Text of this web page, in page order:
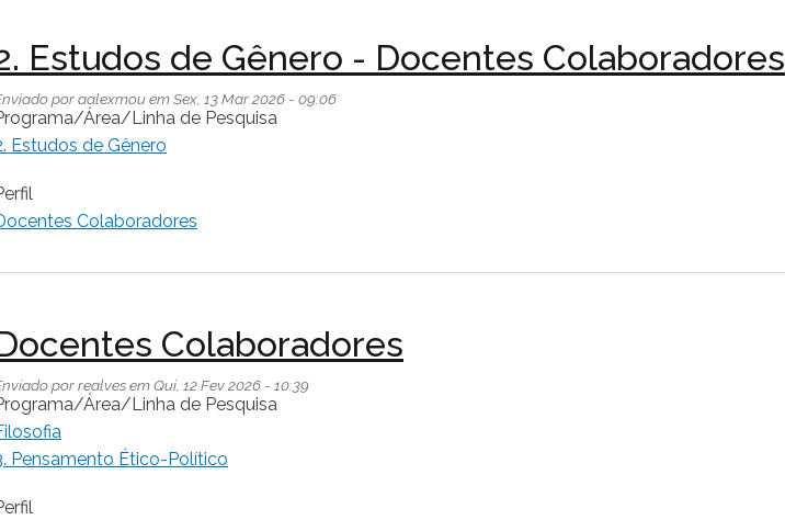
Estudos de Gênero - Docentes Colaboradores
poraalexmouemSex, 13 Mar 2026 - 09:06
Área/Linha de Pesquisa
Estudos de Gênero
Colaboradores
Colaboradores
porrealvesemQui, 12 Fev 2026 - 10:39
Área/Linha de Pesquisa
Pensamento Ético-Político